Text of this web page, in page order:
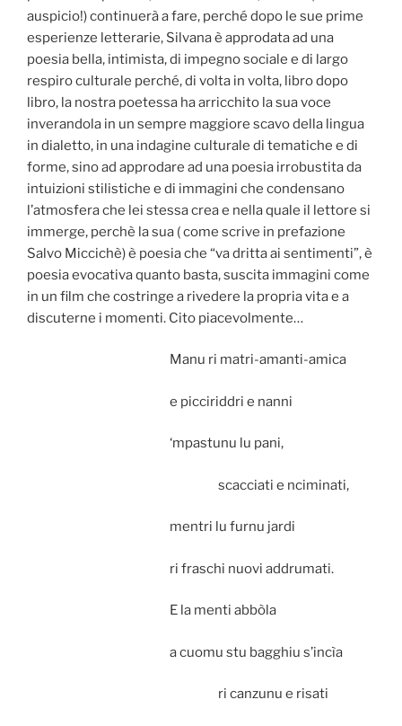
auspicio!) continuerà a fare, perché dopo le sue prime
esperienze letterarie, Silvana è approdata ad una
poesia bella, intimista, di impegno sociale e di largo
respiro culturale perché, di volta in volta, libro dopo
libro, la nostra poetessa ha arricchito la sua voce
inverandola in un sempre maggiore scavo della lingua
in dialetto, in una indagine culturale di tematiche e di
forme, sino ad approdare ad una poesia irrobustita da
intuizioni stilistiche e di immagini che condensano
l’atmosfera che lei stessa crea e nella quale il lettore si
immerge, perchè la sua ( come scrive in prefazione
Salvo Miccichè) è poesia che “va dritta ai sentimenti”, è
poesia evocativa quanto basta, suscita immagini come
in un film che costringe a rivedere la propria vita e a
discuterne i momenti. Cito piacevolmente…
Manu ri matri-amanti-amica
e picciriddri e nanni
‘mpastunu lu pani,
scacciati e nciminati,
mentri lu furnu jardi
ri fraschi nuovi addrumati.
E la menti abbòla
a cuomu stu bagghiu s’incìa
ri canzunu e risati